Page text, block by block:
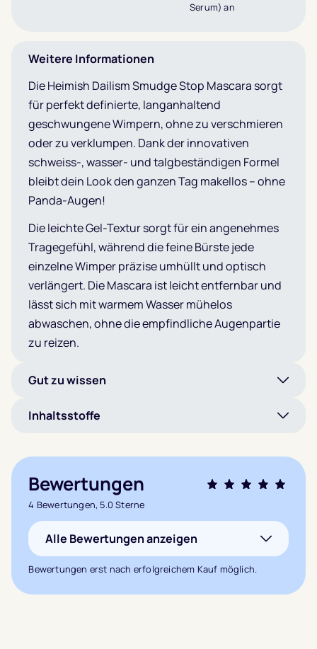
Serum) an
Weitere Informationen
Die Heimish Dailism Smudge Stop Mascara sorgt
für perfekt definierte, langanhaltend
geschwungene Wimpern, ohne zu verschmieren
oder zu verklumpen. Dank der innovativen
schweiss-, wasser- und talgbeständigen Formel
bleibt dein Look den ganzen Tag makellos – ohne
Panda-Augen!
Die leichte Gel-Textur sorgt für ein angenehmes
Tragegefühl, während die feine Bürste jede
einzelne Wimper präzise umhüllt und optisch
verlängert. Die Mascara ist leicht entfernbar und
lässt sich mit warmem Wasser mühelos
abwaschen, ohne die empfindliche Augenpartie
zu reizen.
Gut zu wissen
Inhaltsstoffe
Bewertungen
5.0von 5,
basierend auf
Kundenbewertungen
4 Bewertungen, 5.0 Sterne
Alle Bewertungen anzeigen
Bewertungen erst nach erfolgreichem Kauf möglich.